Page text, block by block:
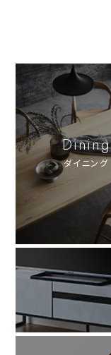
Dining
ダイニング